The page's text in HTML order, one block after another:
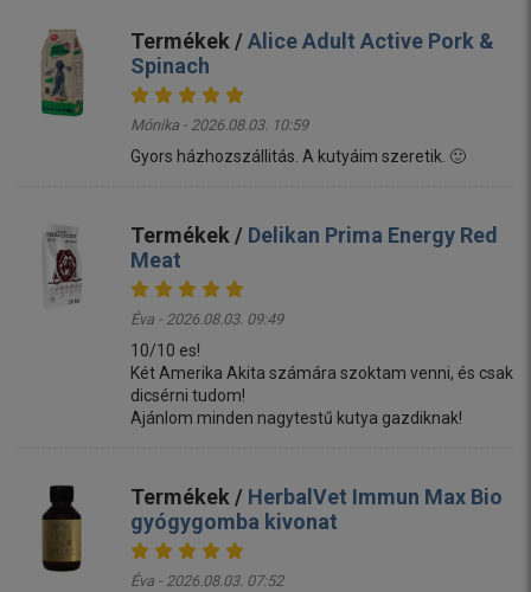
Termékek /Alice Adult Active Pork &
Spinach
Mónika - 2026.08.03. 10:59
Gyors házhozszállitás. A kutyáim szeretik. 🙂
Termékek / Delikan Prima Energy Red
Meat
Éva - 2026.08.03. 09:49
10/10 es!
Két Amerika Akita számára szoktam venni, és csak
dicsérni tudom!
Ajánlom minden nagytestű kutya gazdiknak!
Termékek / HerbalVet Immun Max Bio
gyógygomba kivonat
Éva - 2026.08.03. 07:52